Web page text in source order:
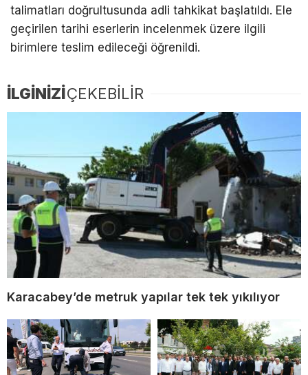
talimatları doğrultusunda adli tahkikat başlatıldı. Ele
geçirilen tarihi eserlerin incelenmek üzere ilgili
birimlere teslim edileceği öğrenildi.
İLGİNİZİÇEKEBİLİR
Karacabey’de metruk yapılar tek tek yıkılıyor